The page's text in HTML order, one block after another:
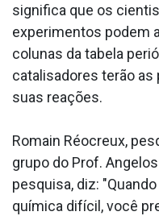
significa que os
experimentos podem
colunas da tabela
catalisadores terão as
suas reações.
Romain Réocreux,
grupo do Prof.
pesquisa, diz:
química difícil, você